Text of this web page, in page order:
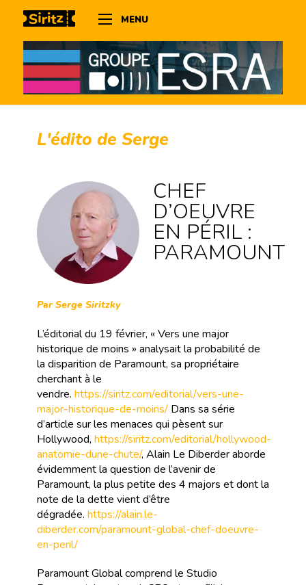
MENU
L'édito de Serge
CHEF
D’OEUVRE
EN PÉRIL :
PARAMOUNT
Par Serge Siritzky
L’éditorial du 19 février, « Vers une major
historique de moins » analysait la probabilité de
la disparition de Paramount, sa propriétaire
cherchant à le
vendre. https://siritz.com/editorial/vers-une-
major-historique-de-moins/ Dans sa série
d’article sur les menaces qui pèsent sur
Hollywood, https://siritz.com/editorial/hollywood-
anatomie-dune-chute/, Alain Le Diberder aborde
évidemment la question de l’avenir de
Paramount, la plus petite des 4 majors et dont la
note de la dette vient d’être
dégradée. https://alain.le-
diberder.com/paramount-global-chef-doeuvre-
en-peril/
Paramount Global comprend le Studio